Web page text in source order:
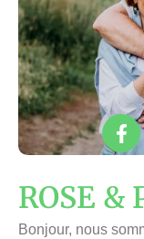
ROSE &
Bonjour, nous